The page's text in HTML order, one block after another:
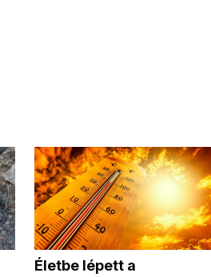
Életbe lépett a